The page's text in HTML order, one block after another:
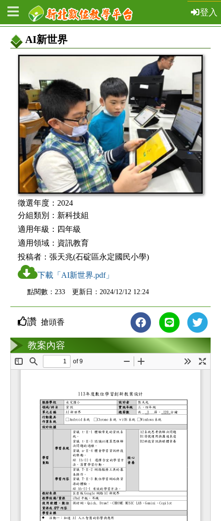
登入
AI新世界
教
案
基
本
資
訊
徵選年度： 2024
分組類別： 新科技組
適用年級： 四年級
適用領域： 資訊教育
投稿者： 張天兆(石碇區永定國民小學)
下載「AI新世界.pdf」
點閱數：233 更新日：2024/12/12 12:24
教案互動
讚 搶頭香
教案內容